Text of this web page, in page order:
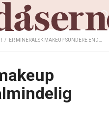
/ ER MINERALSK MAKEUP SUNDERE END ALMINDELIG MAKEUP?